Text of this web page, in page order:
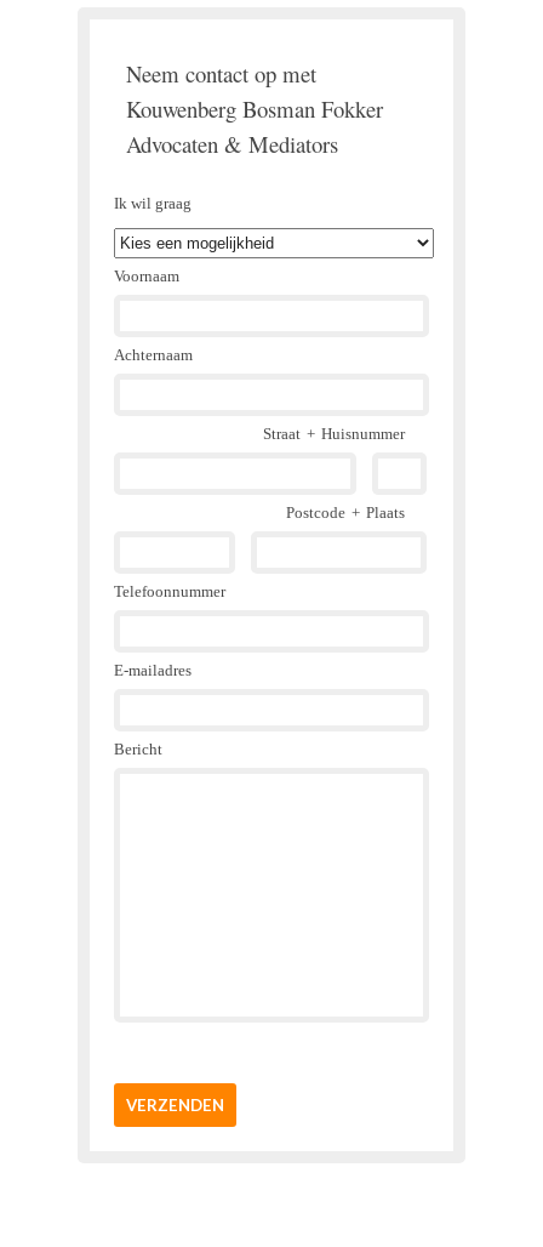
Neem contact op met
Kouwenberg Bosman Fokker
Advocaten & Mediators
Ik wil graag
Voornaam
Achternaam
Straat + Huisnummer
Postcode + Plaats
Telefoonnummer
E-mailadres
Bericht
VERZENDEN